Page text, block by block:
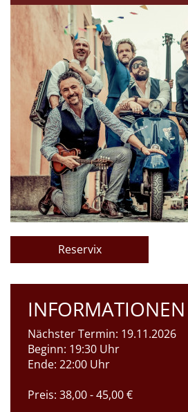
Reservix
INFORMATIONEN
Nächster Termin: 19.11.2026
Beginn: 19:30 Uhr
Ende: 22:00 Uhr
Preis: 38,00 - 45,00 €